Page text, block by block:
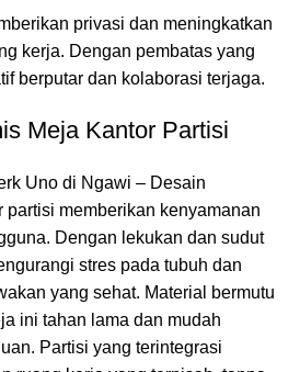
privasi dan meningkatkan
kerja. Dengan pembatas yang
berputar dan kolaborasi terjaga.
Meja Kantor Partisi
Uno di Ngawi – Desain
partisi memberikan kenyamanan
Dengan lekukan dan sudut
stres pada tubuh dan
yang sehat. Material bermutu
ini tahan lama dan mudah
Partisi yang terintegrasi